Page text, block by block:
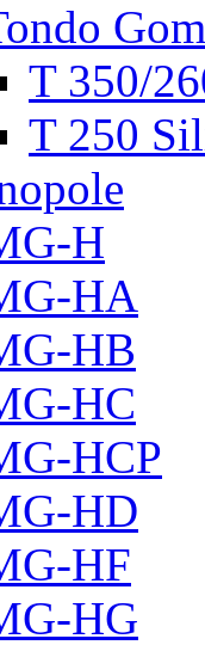
T 350/
T 250
H
HA
HB
HC
HCP
HD
HF
HG